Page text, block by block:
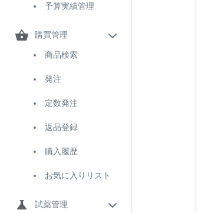
予算実績管理
購買管理
商品検索
発注
定数発注
返品登録
購入履歴
お気に入りリスト
試薬管理